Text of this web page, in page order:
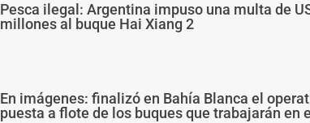
Pesca ilegal: Argentina impuso una multa de
millones al buque Hai Xiang 2
En imágenes: finalizó en Bahía Blanca el
puesta a flote de los buques que trabajarán en